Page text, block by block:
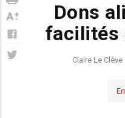
Dons
facilités
Claire Le Clève